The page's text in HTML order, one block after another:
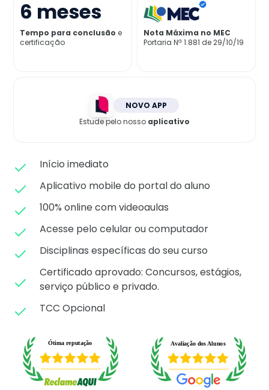
Já sou aluno
6 meses
Tempo para conclusão e
certificação
Nota Máxima no MEC
Portaria Nª 1.881 de 29/10/19
NOVO APP
Estude pelo nosso aplicativo
Início imediato
Aplicativo mobile do portal do aluno
100% online com videoaulas
Acesse pelo celular ou computador
Disciplinas específicas do seu curso
Certificado aprovado: Concursos, estágios,
serviço público e privado.
TCC Opcional